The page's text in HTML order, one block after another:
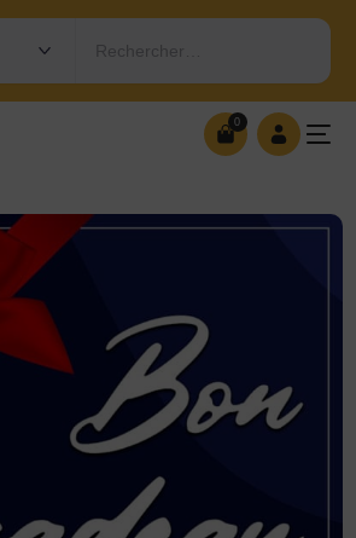
Rechercher…
0